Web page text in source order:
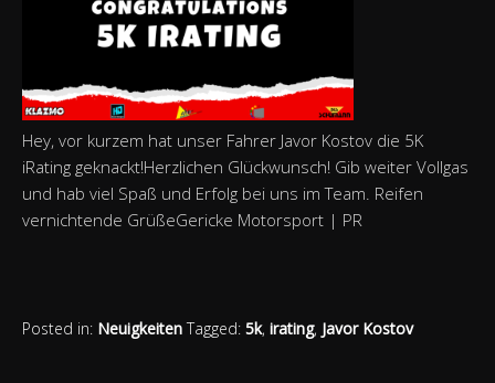
Hey, vor kurzem hat unser Fahrer Javor Kostov die 5K
iRating geknackt!Herzlichen Glückwunsch! Gib weiter Vollgas
und hab viel Spaß und Erfolg bei uns im Team. Reifen
vernichtende GrüßeGericke Motorsport | PR
Posted in: Neuigkeiten Tagged: 5k, irating, Javor Kostov